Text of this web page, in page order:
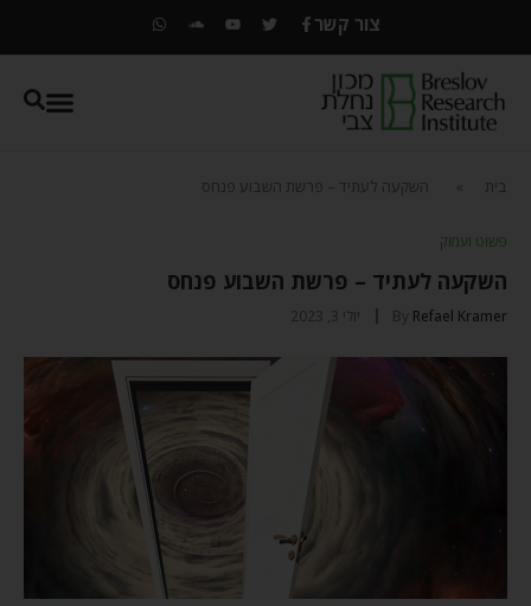
צור קשר
בית השקעה לעתיד – פרשת השבוע פנחס
פשוט ועמוק
השקעה לעתיד – פרשת השבוע פנחס
By Refael Kramer יולי 3, 2023